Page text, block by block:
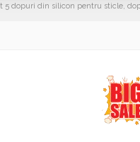
5 dopuri din silicon pentru sticle,